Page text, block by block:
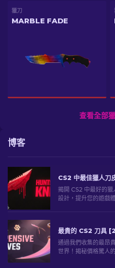
獵刀
MARBLE FADE
查看全部
博客
揭開 CS2 中最好的
設計，提升您的遊戲
通過我們收集的最昂
世界！揭秘價格驚人